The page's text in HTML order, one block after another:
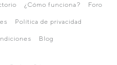
¿Cómo funciona? Foro
Política de privacidad
Blog